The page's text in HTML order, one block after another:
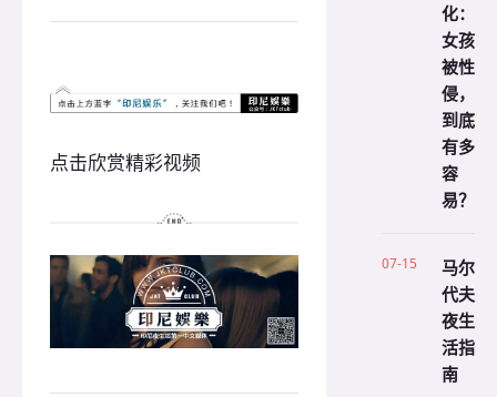
点击欣赏精彩视频
化：
女孩
被性
侵，
到底
有多
容
易？
07-15
马尔
代夫
夜生
活指
南